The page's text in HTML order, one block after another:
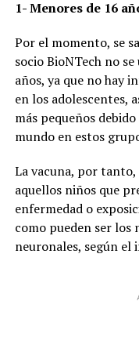
1- Menores de 16
Por el momento, se
socio BioNTech no
años, ya que no hay
en los adolescentes,
más pequeños
mundo en estos
La vacuna, por
aquellos niños que
enfermedad o
como pueden ser los
neuronales, según